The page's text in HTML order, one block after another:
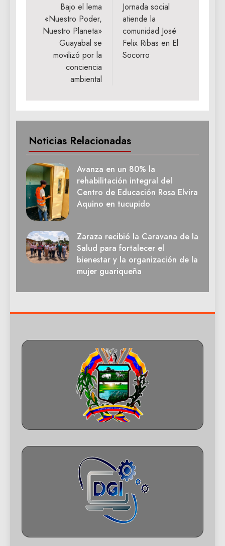
entradas
Bajo el lema
«Nuestro Poder,
Nuestro Planeta»
Guayabal se
movilizó por la
conciencia
ambiental
Jornada social
atiende la
comunidad José
Felix Ribas en El
Socorro
Noticias Relacionadas
Avanza en un 80% la
rehabilitación integral del
Centro de Educación Rosa Elvira
Aquino en tucupido
Zaraza recibió la Caravana de la
Salud para fortalecer el
bienestar y la organización de la
mujer guariqueña